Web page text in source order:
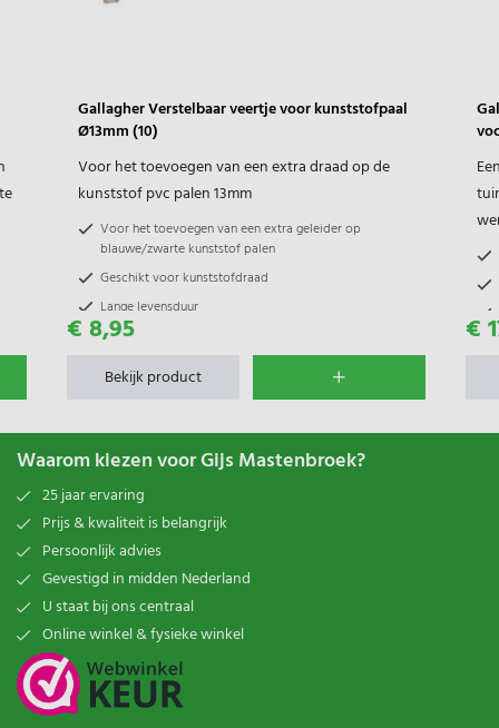
Gallagher Verstelbaar veertje voor kunststofpaal
Ø13mm (10)
Voor het toevoegen van een extra draad op de
kunststof pvc palen 13mm
Voor het toevoegen van een extra geleider op
blauwe/zwarte kunststof palen
Geschikt voor kunststofdraad
Lange levensduur
€ 8,95
Bekijk product
€
Waarom kiezen voor Gijs Mastenbroek?
25 jaar ervaring
Prijs & kwaliteit is belangrijk
Persoonlijk advies
Gevestigd in midden Nederland
U staat bij ons centraal
Online winkel & fysieke winkel